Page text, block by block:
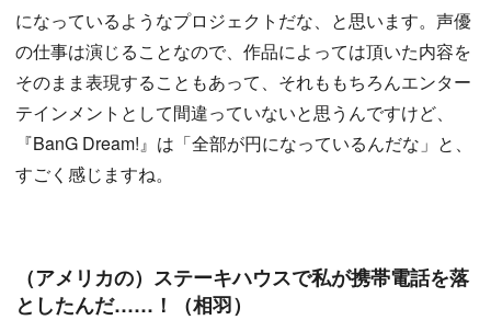
になっているようなプロジェクトだな、と思います。声優
の仕事は演じることなので、作品によっては頂いた内容を
そのまま表現することもあって、それももちろんエンター
テインメントとして間違っていないと思うんですけど、
『BanG Dream!』は「全部が円になっているんだな」と、
すごく感じますね。
（アメリカの）ステーキハウスで私が携帯電話を落
としたんだ……！（相羽）